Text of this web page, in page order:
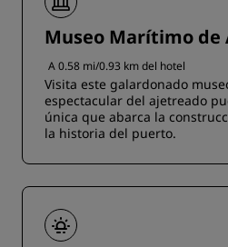
Museo Marítimo de
A 0.58 mi/0.93 km del hotel
Visita este galardonado
espectacular del ajetreado
única que abarca la
la historia del puerto.